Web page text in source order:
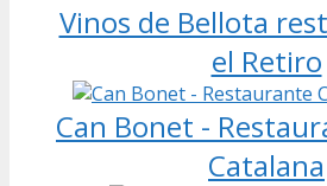
Vinos de Bellota
el Retiro
Can Bonet -
Catalana